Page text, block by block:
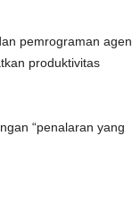
pemrograman agen
produktivitas
“penalaran yang